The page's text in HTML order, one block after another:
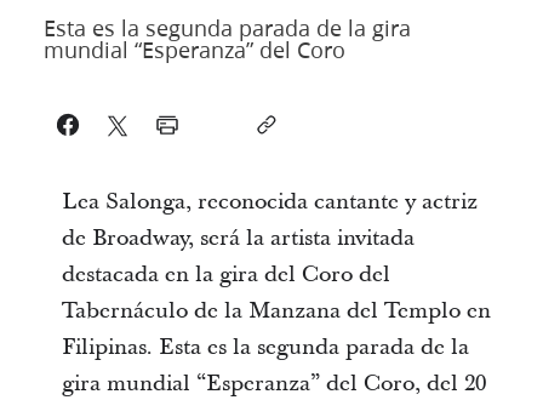
Esta es la segunda parada de la gira
mundial “Esperanza” del Coro
Lea Salonga, reconocida cantante y actriz
de Broadway, será la artista invitada
destacada en la gira del Coro del
Tabernáculo de la Manzana del Templo en
Filipinas. Esta es la segunda parada de la
gira mundial “Esperanza” del Coro, del 20